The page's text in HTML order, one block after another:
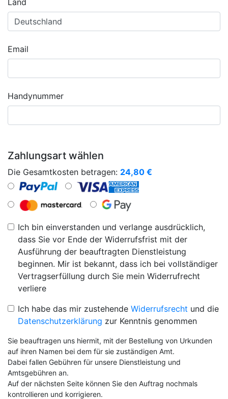
Land
Email
Handynummer
Zahlungsart wählen
Die Gesamtkosten betragen: 24,80 €
Ich bin einverstanden und verlange ausdrücklich,
dass Sie vor Ende der Widerrufsfrist mit der
Ausführung der beauftragten Dienstleistung
beginnen. Mir ist bekannt, dass ich bei vollständiger
Vertragserfüllung durch Sie mein Widerrufrecht
verliere
Ich habe das mir zustehende Widerrufsrecht und die
Datenschutzerklärung zur Kenntnis genommen
Sie beauftragen uns hiermit, mit der Bestellung von Urkunden
auf ihren Namen bei dem für sie zuständigen Amt.
Dabei fallen Gebühren für unsere Dienstleistung und
Amtsgebühren an.
Auf der nächsten Seite können Sie den Auftrag nochmals
kontrollieren und korrigieren.